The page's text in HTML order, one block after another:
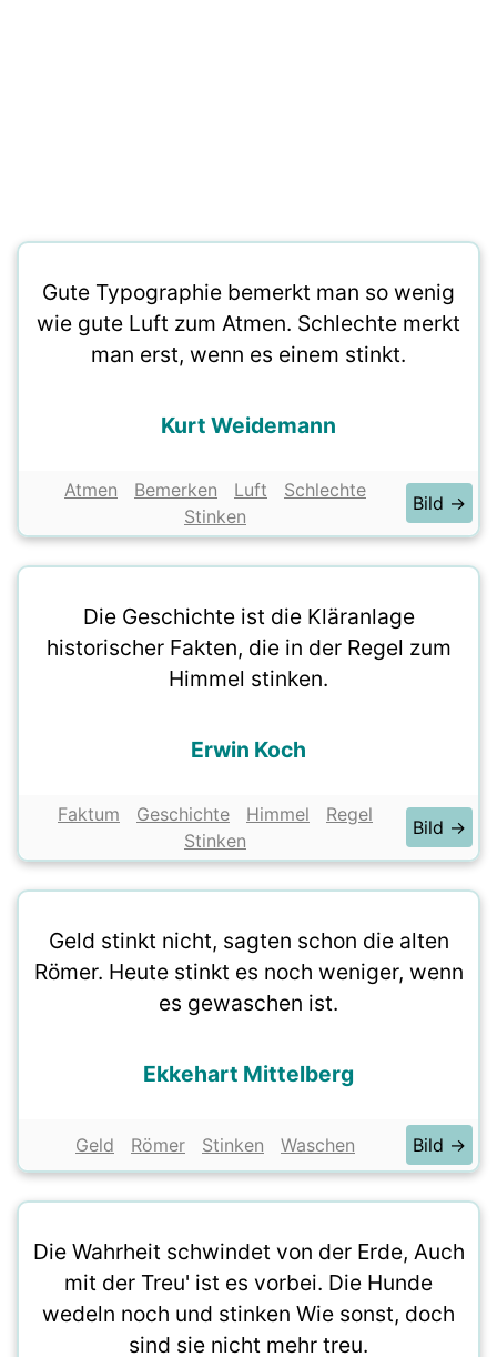
Gute Typographie bemerkt man so wenig
wie gute Luft zum Atmen. Schlechte merkt
man erst, wenn es einem stinkt.
Kurt Weidemann
Atmen Bemerken Luft
Schlechte
Stinken
Bild →
Die Geschichte ist die Kläranlage
historischer Fakten, die in der Regel zum
Himmel stinken.
Erwin Koch
Faktum Geschichte Himmel
Regel
Stinken
Bild →
Geld stinkt nicht, sagten schon die alten
Römer. Heute stinkt es noch weniger, wenn
es gewaschen ist.
Ekkehart Mittelberg
Geld Römer Stinken Waschen Bild →
Die Wahrheit schwindet von der Erde, Auch
mit der Treu' ist es vorbei. Die Hunde
wedeln noch und stinken Wie sonst, doch
sind sie nicht mehr treu.